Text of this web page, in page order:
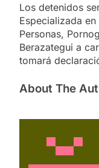
Los detenidos
Especializada
Personas,
Berazategui a
tomará
About The